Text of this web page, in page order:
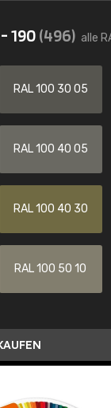
190(496) alle
RAL 100 30 05
RAL 100 40 05
RAL 100 40 30
RAL 100 50 10